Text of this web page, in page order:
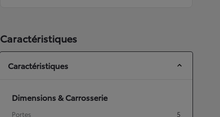
Caractéristiques
Caractéristiques
Dimensions & Carrosserie
Portes
5